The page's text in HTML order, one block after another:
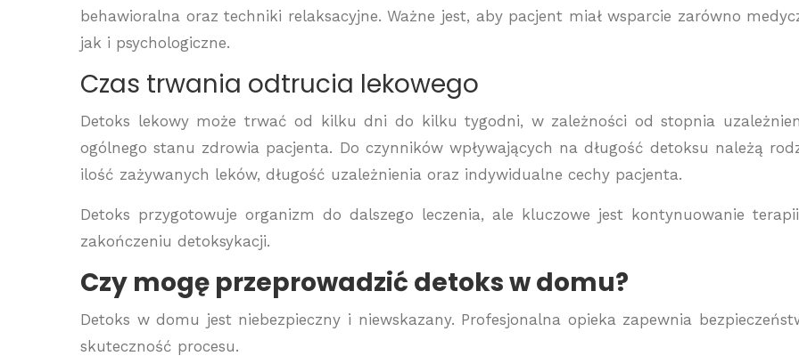
behawioralna oraz techniki relaksacyjne. Ważne jest, aby pacjent miał wsparcie zarówno
jak i psychologiczne.
Czas trwania odtrucia lekowego
Detoks lekowy może trwać od kilku dni do kilku tygodni, w zależności od stopnia
ogólnego stanu zdrowia pacjenta. Do czynników wpływających na długość detoksu należą
ilość zażywanych leków, długość uzależnienia oraz indywidualne cechy pacjenta.
Detoks przygotowuje organizm do dalszego leczenia, ale kluczowe jest kontynuowanie
zakończeniu detoksykacji.
Czy mogę przeprowadzić detoks w domu?
Detoks w domu jest niebezpieczny i niewskazany. Profesjonalna opieka zapewnia
skuteczność procesu.